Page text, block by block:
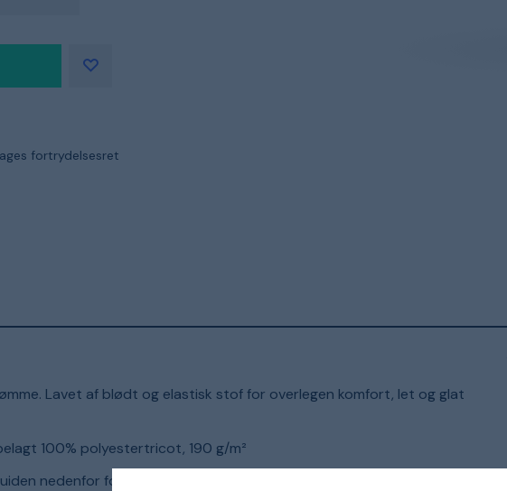
fortrydelsesret
Lavet af blødt og elastisk stof for overlegen komfort, let og glat
100% polyestertricot, 190 g/m²
nedenfor for detaljeret info og vejledning om valg af størrelse